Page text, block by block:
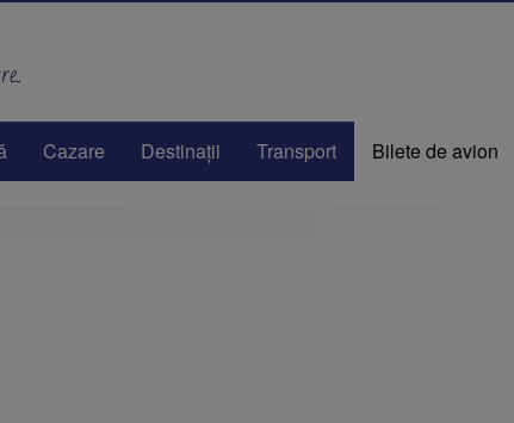
Cazare Destinaţii Transport Bilete de avion